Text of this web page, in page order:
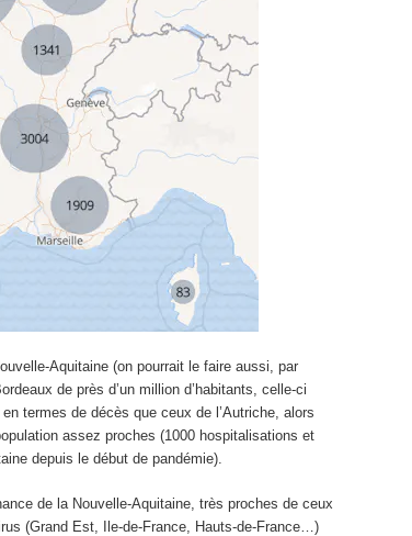
Aquitaine (on pourrait le faire aussi, par
de près d’un million d’habitants, celle-ci
termes de décès que ceux de l’Autriche, alors
assez proches (1000 hospitalisations et
depuis le début de pandémie).
de la Nouvelle-Aquitaine, très proches de ceux
(Grand Est, Ile-de-France, Hauts-de-France…)